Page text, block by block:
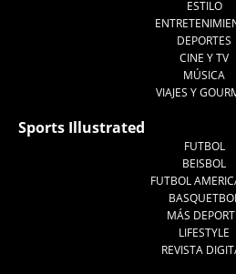
ESTILO
DEPORTES
CINE Y TV
MÚSICA
VIAJES Y
Sports Illustrated
FUTBOL
BEISBOL
FUTBOL
MÁS
LIFESTYLE
REVISTA